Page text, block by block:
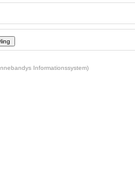
Informationssystem)